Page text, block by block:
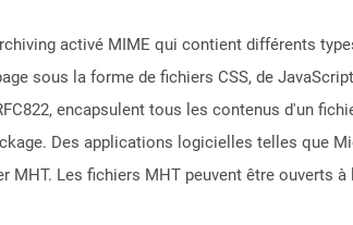
activé MIME qui contient différents
sous la forme de fichiers CSS, de
encapsulent tous les contenus d'un
Des applications logicielles telles que
MHT. Les fichiers MHT peuvent être ouverts